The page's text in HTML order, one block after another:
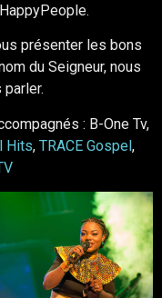
présenter les bons
du Seigneur, nous
: B-One Tv,
Hits, TRACE Gospel,